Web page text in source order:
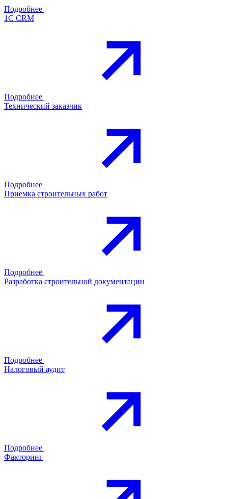
Подробнее
1С CRM
Подробнее
Технический заказчик
Подробнее
Приемка строительных работ
Подробнее
Разработка строительной документации
Подробнее
Налоговый аудит
Подробнее
Факторинг